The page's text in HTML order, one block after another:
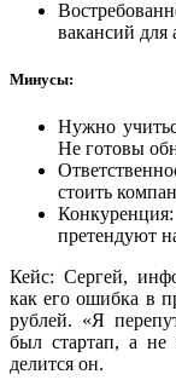
вакансий для
Минусы:
Нужно
Не готовы
стоить
претендуют
Кейс: Сергей,
как его ошибка в
рублей. «Я
был стартап, а
делится он.